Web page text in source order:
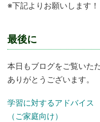
※下記よりお願いします！
最後に
本日もブログをご覧いた
ありがとうございます。
学習に対するアドバイス
（ご家庭向け）